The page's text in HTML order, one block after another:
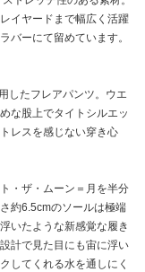
イヤードまで幅広く活躍
バーにて留めています。
したフレアパンツ。ウエ
な股上でタイトシルエッ
レスを感じない穿き心
・ザ・ムーン＝月を半分
約6.5cmのソールは極端
いたような新感覚な履き
計で見た目にも宙に浮い
してくれる水を通しにく